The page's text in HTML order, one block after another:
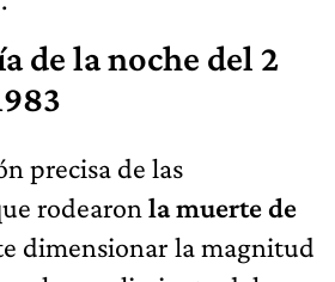
de la noche del 2
precisa de las
rodearon la muerte de
dimensionar la magnitud